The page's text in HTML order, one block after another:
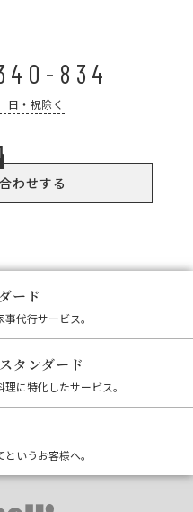
834
日・祝除く
わせする
ード
代行サービス。
タンダード
に特化したサービス。
いうお客様へ。